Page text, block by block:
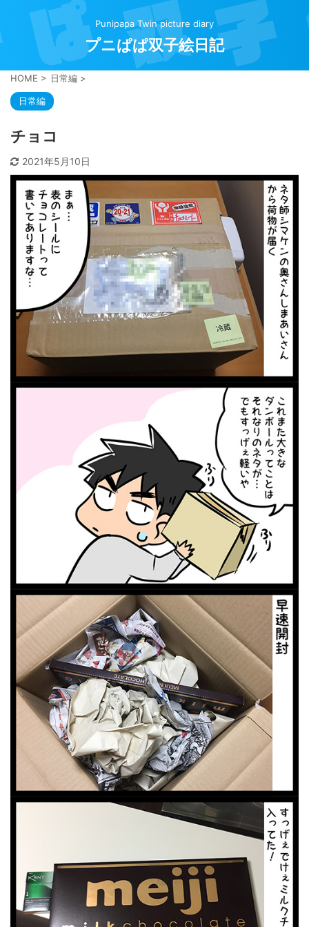
Punipapa Twin picture diary
プニぱぱ双子絵日記
HOME > 日常編 >
日常編
チョコ
2021年5月10日